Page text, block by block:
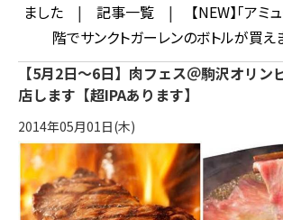
ました| 記事一覧|
【NEW】「ア
階でサンクトガーレンのボトルが買え
【5月2日～6日】肉フェス＠駒沢オリン
店します【超IPAあります】
2014年05月01日(木)